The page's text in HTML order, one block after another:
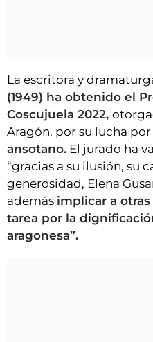
La escritora y
(1949) ha obtenido el
Coscujuela 2022,
Aragón, por su lucha por
ansotano. El jurado ha
“gracias a su ilusión, su
generosidad, Elena
además implicar a
tarea por la
aragonesa”.